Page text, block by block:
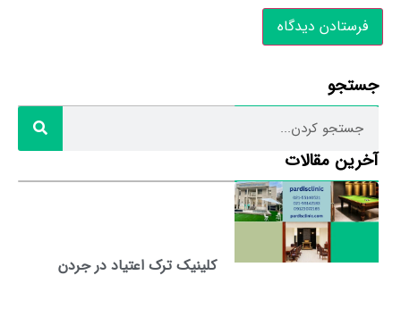
جستجو
آخرین مقالات
کلینیک ترک اعتیاد در جردن